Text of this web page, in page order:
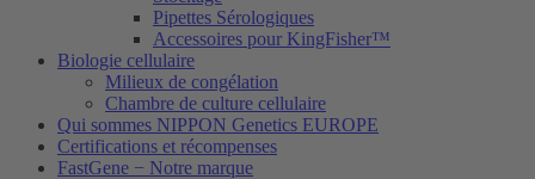
Pipettes Sérologiques
Accessoires pour KingFisher™
Biologie cellulaire
Milieux de congélation
Chambre de culture cellulaire
Qui sommes NIPPON Genetics EUROPE
Certifications et récompenses
FastGene − Notre marque